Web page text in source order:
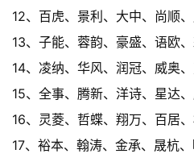
12、百虎、景利、大中、尚顺
13、子能、蓉韵、豪盛、语欧
14、凌纳、华风、润冠、威奥
15、全事、腾新、洋诗、星达
16、灵菱、哲蝶、翔万、百居
17、裕本、翰涛、金承、晟杭